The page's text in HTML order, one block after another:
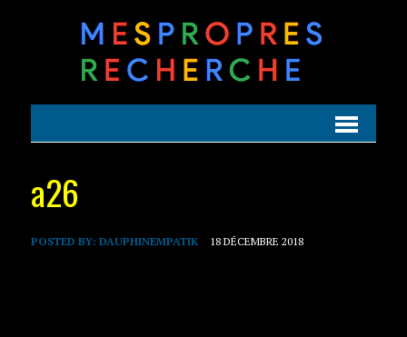
a26
POSTED BY: DAUPHINEMPATIK 18 DÉCEMBRE 2018